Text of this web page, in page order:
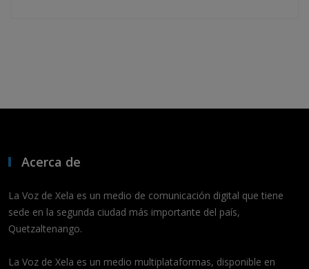
Acerca de
La Voz de Xela es un medio de comunicación digital que tiene
sede en la segunda ciudad más importante del país,
Quetzaltenango.
La Voz de Xela es un medio multiplataformas, disponible en